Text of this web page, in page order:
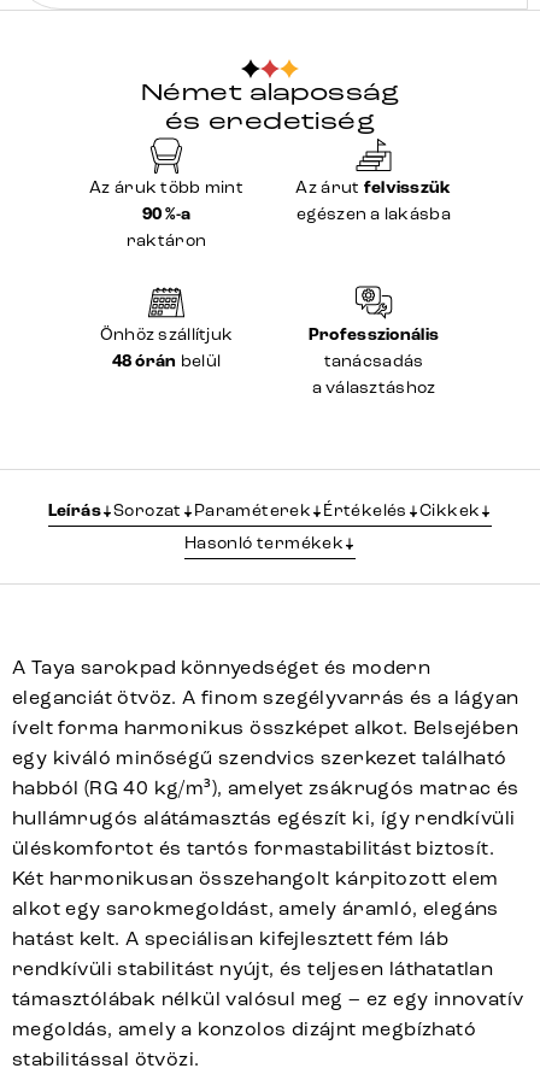
Német alaposság
és eredetiség
Az áruk több mint
90 %-a
raktáron
Az árut felvisszük
egészen a lakásba
Önhöz szállítjuk
48 órán belül
Professzionális
tanácsadás
a választáshoz
Leírás Sorozat Paraméterek Értékelés
Cikkek
Hasonló termékek
A Taya sarokpad könnyedséget és modern
eleganciát ötvöz. A finom szegélyvarrás és a lágyan
ívelt forma harmonikus összképet alkot. Belsejében
egy kiváló minőségű szendvics szerkezet található
habból (RG 40 kg/m³), amelyet zsákrugós matrac és
hullámrugós alátámasztás egészít ki, így rendkívüli
üléskomfortot és tartós formastabilitást biztosít.
Két harmonikusan összehangolt kárpitozott elem
alkot egy sarokmegoldást, amely áramló, elegáns
hatást kelt. A speciálisan kifejlesztett fém láb
rendkívüli stabilitást nyújt, és teljesen láthatatlan
támasztólábak nélkül valósul meg – ez egy innovatív
megoldás, amely a konzolos dizájnt megbízható
stabilitással ötvözi.